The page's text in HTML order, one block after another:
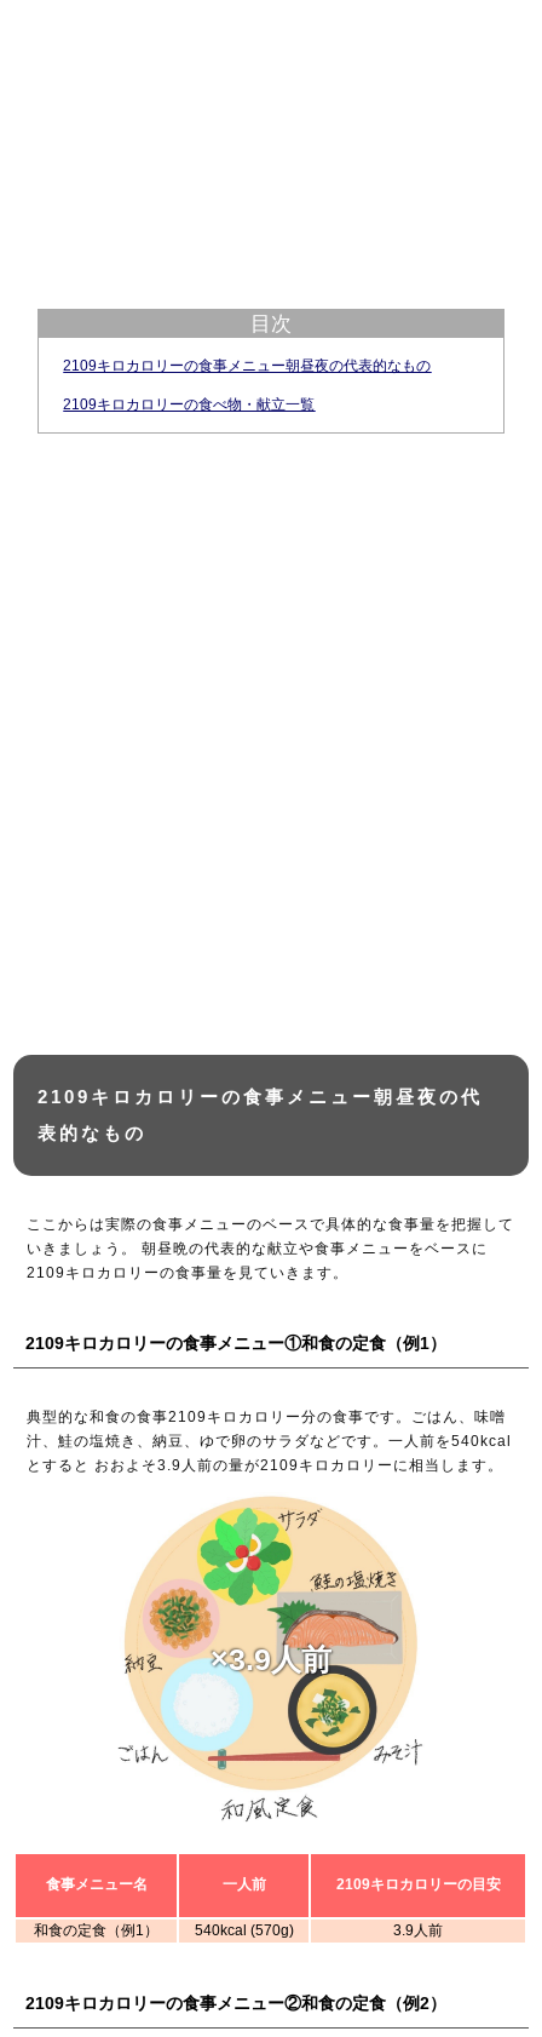
目次
2109キロカロリーの食事メニュー朝昼夜の代表的なもの
2109キロカロリーの食べ物・献立一覧
2109キロカロリーの食事メニュー朝昼夜の代
表的なもの
ここからは実際の食事メニューのベースで具体的な食事量を把握して
いきましょう。 朝昼晩の代表的な献立や食事メニューをベースに
2109キロカロリーの食事量を見ていきます。
2109キロカロリーの食事メニュー①和食の定食（例1）
典型的な和食の食事2109キロカロリー分の食事です。ごはん、味噌
汁、鮭の塩焼き、納豆、ゆで卵のサラダなどです。一人前を540kcal
とすると おおよそ3.9人前の量が2109キロカロリーに相当します。
×3.9人前
食事メニュー名 一人前 2109キロカロリーの目安
和食の定食（例1） 540kcal (570g) 3.9人前
2109キロカロリーの食事メニュー②和食の定食（例2）